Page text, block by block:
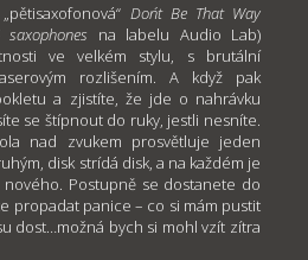
Don´t Be That Way
na labelu Audio Lab)
ve velkém stylu, s brutální
rozlišením. A když pak
a zjistíte, že jde o nahrávku
se štípnout do ruky, jestli nesníte.
nad zvukem prosvětluje jeden
disk strídá disk, a na každém je
Postupně se dostanete do
propadat panice – co si mám pustit
dost…možná bych si mohl vzít zítra